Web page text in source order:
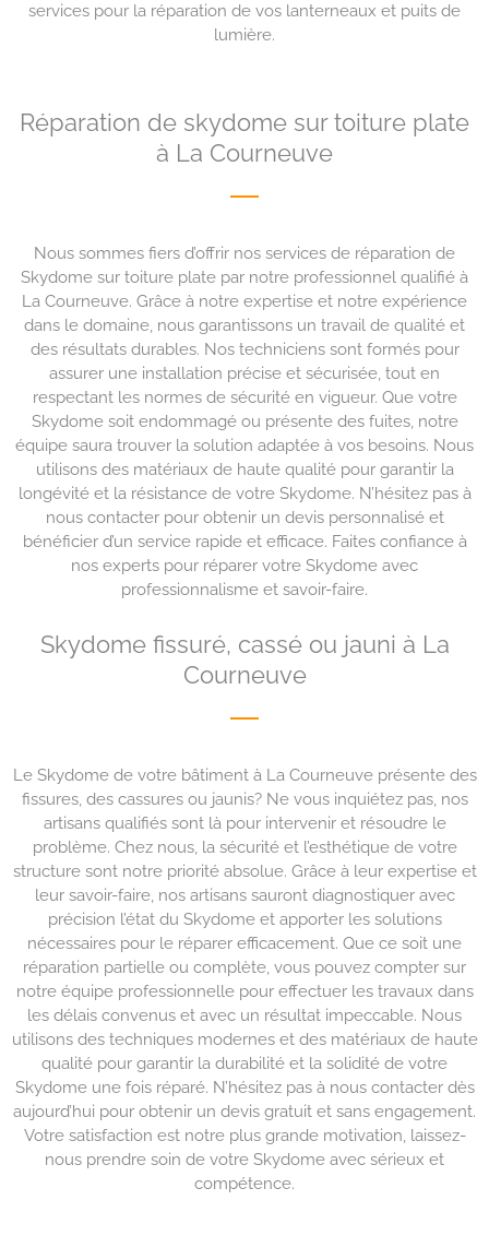
services pour la réparation de vos lanterneaux et puits de
lumière.
Réparation de skydome sur toiture plate
à La Courneuve
Nous sommes fiers d’offrir nos services de réparation de
Skydome sur toiture plate par notre professionnel qualifié à
La Courneuve. Grâce à notre expertise et notre expérience
dans le domaine, nous garantissons un travail de qualité et
des résultats durables. Nos techniciens sont formés pour
assurer une installation précise et sécurisée, tout en
respectant les normes de sécurité en vigueur. Que votre
Skydome soit endommagé ou présente des fuites, notre
équipe saura trouver la solution adaptée à vos besoins. Nous
utilisons des matériaux de haute qualité pour garantir la
longévité et la résistance de votre Skydome. N’hésitez pas à
nous contacter pour obtenir un devis personnalisé et
bénéficier d’un service rapide et efficace. Faites confiance à
nos experts pour réparer votre Skydome avec
professionnalisme et savoir-faire.
Skydome fissuré, cassé ou jauni à La
Courneuve
Le Skydome de votre bâtiment à La Courneuve présente des
fissures, des cassures ou jaunis? Ne vous inquiétez pas, nos
artisans qualifiés sont là pour intervenir et résoudre le
problème. Chez nous, la sécurité et l’esthétique de votre
structure sont notre priorité absolue. Grâce à leur expertise et
leur savoir-faire, nos artisans sauront diagnostiquer avec
précision l’état du Skydome et apporter les solutions
nécessaires pour le réparer efficacement. Que ce soit une
réparation partielle ou complète, vous pouvez compter sur
notre équipe professionnelle pour effectuer les travaux dans
les délais convenus et avec un résultat impeccable. Nous
utilisons des techniques modernes et des matériaux de haute
qualité pour garantir la durabilité et la solidité de votre
Skydome une fois réparé. N’hésitez pas à nous contacter dès
aujourd’hui pour obtenir un devis gratuit et sans engagement.
Votre satisfaction est notre plus grande motivation, laissez-
nous prendre soin de votre Skydome avec sérieux et
compétence.